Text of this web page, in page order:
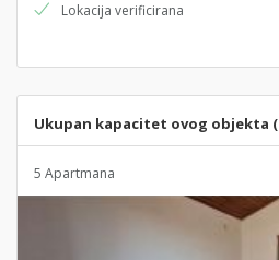
Lokacija verificirana
Ukupan kapacitet ovog objekta
5 Apartmana